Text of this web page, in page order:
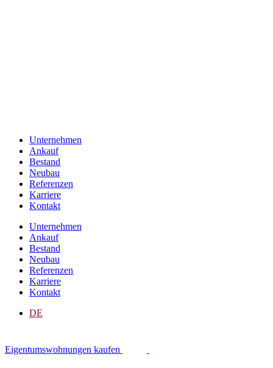
Unternehmen
Ankauf
Bestand
Neubau
Referenzen
Karriere
Kontakt
Unternehmen
Ankauf
Bestand
Neubau
Referenzen
Karriere
Kontakt
DE
Eigentumswohnungen kaufen